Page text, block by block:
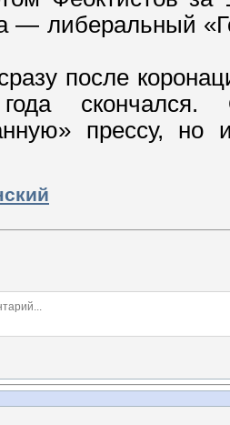
— либеральный
после
скончался.
прессу, но